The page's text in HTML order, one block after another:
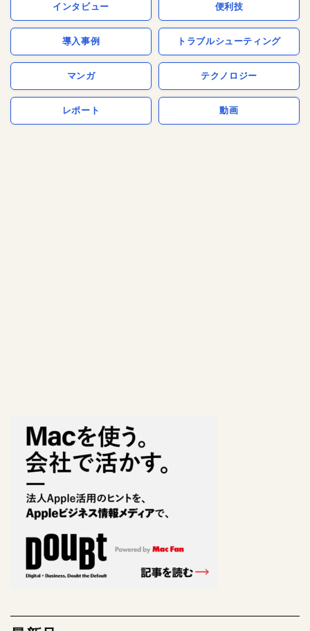
インタビュー 便利技
導入事例 トラブルシューティング
マンガ テクノロジー
レポート 動画